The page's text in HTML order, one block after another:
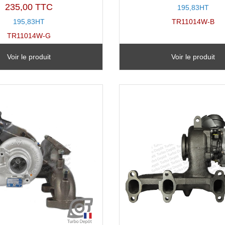
235,00 TTC
195,83HT
TR11014W-G
Voir le produit
195,83HT
TR11014W-B
Voir le produit